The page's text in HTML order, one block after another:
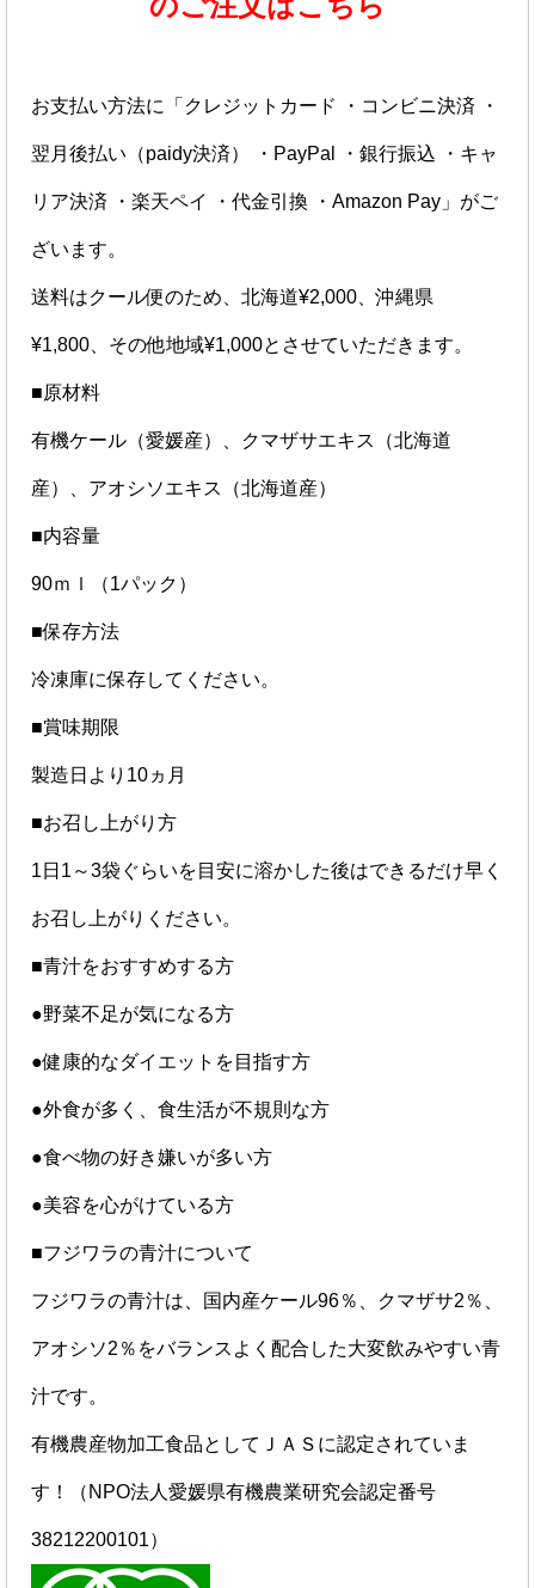
お支払い方法に「クレジットカード ・コンビニ決済 ・
翌月後払い（paidy決済） ・PayPal ・銀行振込 ・キャ
リア決済 ・楽天ペイ ・代金引換 ・Amazon Pay」がご
ざいます。
送料はクール便のため、北海道¥2,000、沖縄県
¥1,800、その他地域¥1,000とさせていただきます。
■原材料
有機ケール（愛媛産）、クマザサエキス（北海道
産）、アオシソエキス（北海道産）
■内容量
90ｍｌ（1パック）
■保存方法
冷凍庫に保存してください。
■賞味期限
製造日より10ヵ月
■お召し上がり方
1日1～3袋ぐらいを目安に溶かした後はできるだけ早く
お召し上がりください。
■青汁をおすすめする方
●野菜不足が気になる方
●健康的なダイエットを目指す方
●外食が多く、食生活が不規則な方
●食べ物の好き嫌いが多い方
●美容を心がけている方
■フジワラの青汁について
フジワラの青汁は、国内産ケール96％、クマザサ2％、
アオシソ2％をバランスよく配合した大変飲みやすい青
汁です。
有機農産物加工食品としてＪＡＳに認定されていま
す！（NPO法人愛媛県有機農業研究会認定番号
38212200101）